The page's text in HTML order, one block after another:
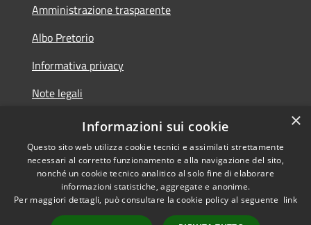
Amministrazione trasparente
Albo Pretorio
Informativa privacy
Note legali
Dichiarazione di accessibilità
RSS
Accessibilità
Copyright © 2026 • Comune di
×
Informazioni sui cookie
Questo sito web utilizza cookie tecnici e assimilati strettamente
necessari al corretto funzionamento e alla navigazione del sito,
nonché un cookie tecnico analitico al solo fine di elaborare
informazioni statistiche, aggregate e anonime.
Per maggiori dettagli, può consultare la cookie policy al seguente link